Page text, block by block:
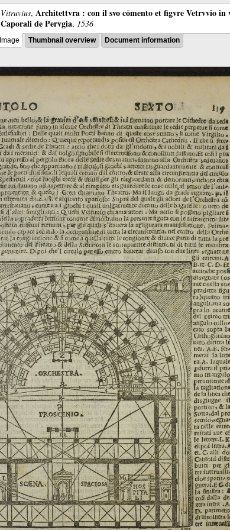
Vitruvius, Architettvra : con il svo cōmento et figvre Vetrvvio
Caporali de Pervgia, 1536
Image Thumbnail overview Document information